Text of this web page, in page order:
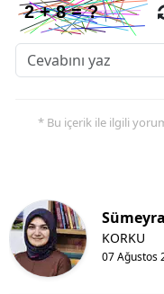
* Bu içerik ile ilgili
07 Ağustos
KORKU